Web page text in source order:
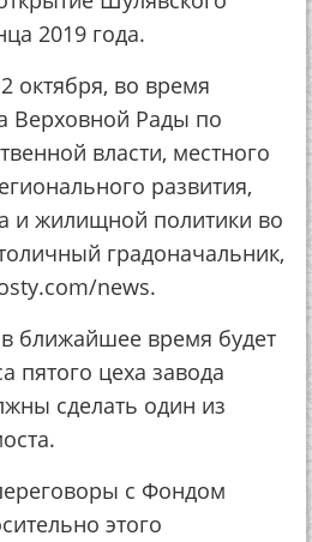
2019 года.
октября, во время
Верховной Рады по
власти, местного
развития,
и жилищной политики во
градоначальник,
news.
ближайшее время будет
пятого цеха завода
сделать один из
с Фондом
этого